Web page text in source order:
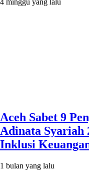
4 minggu yang lalu
Aceh Sabet 9
Adinata Syariah
Inklusi
1 bulan yang lalu